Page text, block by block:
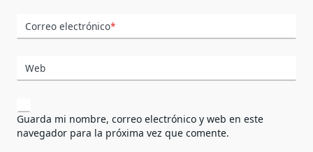
Correo electrónico*
Web
Guarda mi nombre, correo electrónico y web en este
navegador para la próxima vez que comente.